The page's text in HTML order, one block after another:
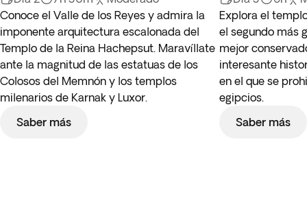
Conoce el Valle de los Reyes y admira la
imponente arquitectura escalonada del
Templo de la Reina Hachepsut. Maravíllate
ante la magnitud de las estatuas de los
Colosos del Memnón y los templos
milenarios de Karnak y Luxor.
Saber más
Explora el
el segundo más
mejor
interesante
en el que se
egipcios.
Saber más